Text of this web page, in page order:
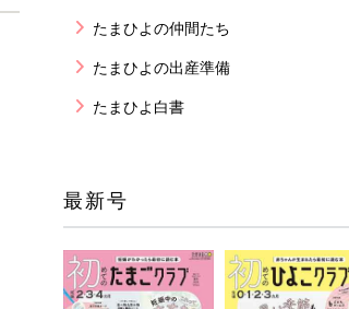
たまひよの仲間たち
たまひよの出産準備
たまひよ白書
最新号